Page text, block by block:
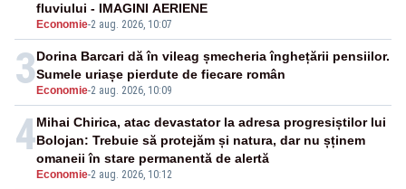
Economie-2 aug. 2026, 10:07
fluviului - IMAGINI AERIENE
3 Economie-2 aug. 2026, 10:09
Dorina Barcari dă în vileag șmecheria înghețării pensiilor.
Sumele uriașe pierdute de fiecare român
4
Economie-2 aug. 2026, 10:12
Mihai Chirica, atac devastator la adresa progresiștilor lui
Bolojan: Trebuie să protejăm și natura, dar nu șținem
omaneii în stare permanentă de alertă